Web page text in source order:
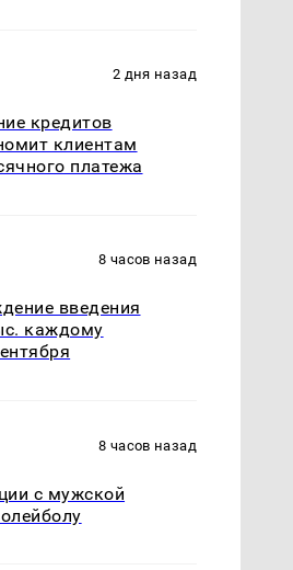
2 дня назад
кредитов
клиентам
платежа
8 часов назад
введения
каждому
8 часов назад
с мужской